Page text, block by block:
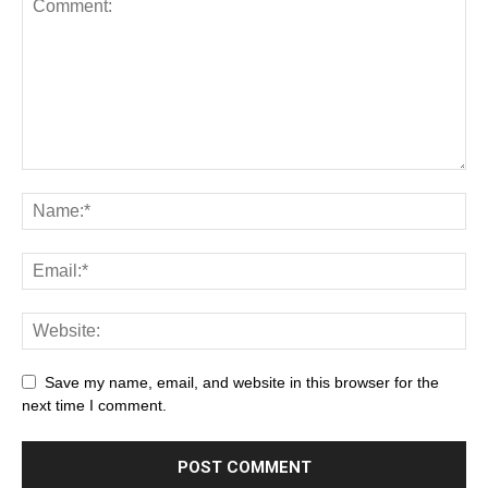
Save my name, email, and website in this browser for the
next time I comment.